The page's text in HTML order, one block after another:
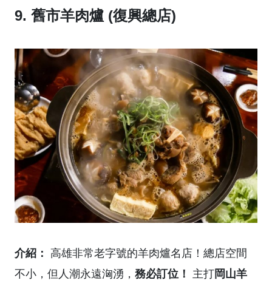
9. 舊市羊肉爐 (復興總店)
介紹： 高雄非常老字號的羊肉爐名店！總店空間
不小，但人潮永遠洶湧， 務必訂位！ 主打岡山羊